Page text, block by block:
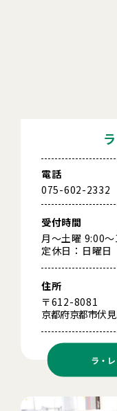
電話
075-602-2332
受付時間
月～土曜 9:00
定休日：日曜日
住所
〒612-8081
京都府京都市伏
ラ・